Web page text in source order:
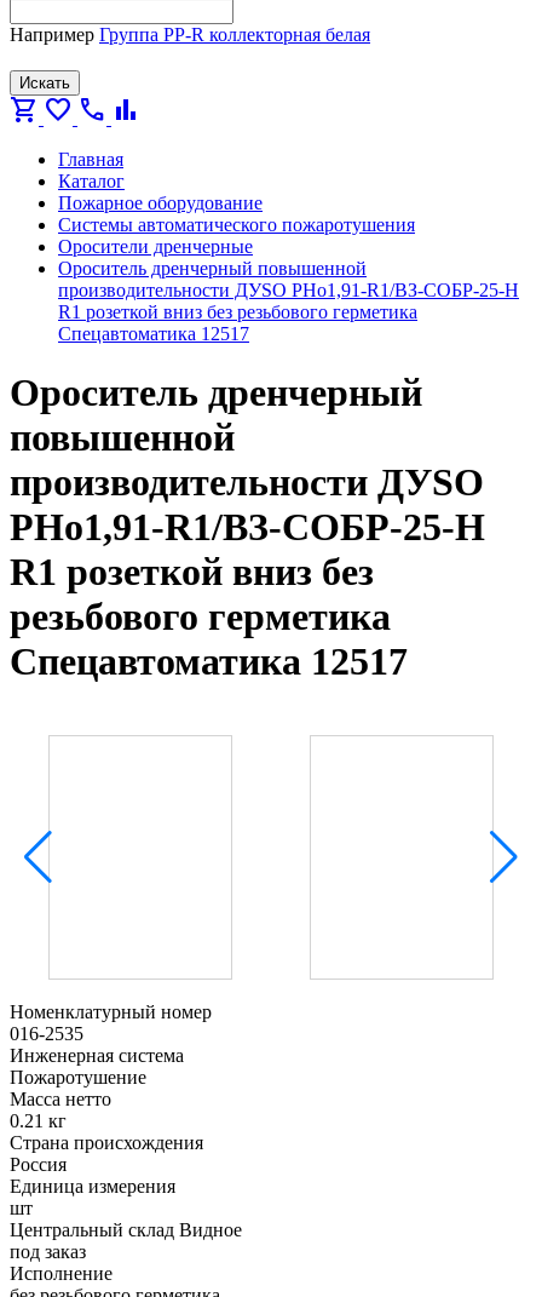
Например Группа PP-R коллекторная белая
Искать
shopping_cart favorite call bar_chart
Главная
Каталог
Пожарное оборудование
Системы автоматического пожаротушения
Оросители дренчерные
Ороситель дренчерный повышенной
производительности ДУSO РНо1,91-R1/ВЗ-СОБР-25-Н
R1 розеткой вниз без резьбового герметика
Спецавтоматика 12517
Ороситель дренчерный
повышенной
производительности ДУSO
РНо1,91-R1/ВЗ-СОБР-25-Н
R1 розеткой вниз без
резьбового герметика
Спецавтоматика 12517
Номенклатурный номер
016-2535
Инженерная система
Пожаротушение
Масса нетто
0.21 кг
Страна происхождения
Россия
Единица измерения
шт
Центральный склад Видное
под заказ
Исполнение